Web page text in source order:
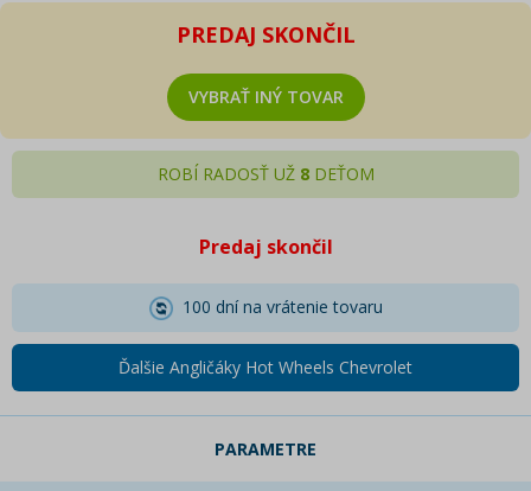
PREDAJ SKONČIL
VYBRAŤ INÝ TOVAR
ROBÍ RADOSŤ UŽ 8DEŤOM
Predaj skončil
100 dní na vrátenie tovaru
Ďalšie Angličáky Hot Wheels Chevrolet
PARAMETRE